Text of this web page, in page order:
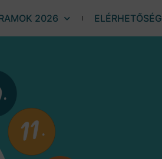
2026 ELÉRHETŐSÉG